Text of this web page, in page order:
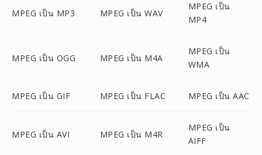
MPEG เป็น MP3 MPEG เป็น WAV
MPEG เป็น
MP4
MPEG เป็น OGG MPEG เป็น M4A
MPEG เป็น
WMA
MPEG เป็น GIF MPEG เป็น FLAC MPEG เป็น AAC
MPEG เป็น AVI MPEG เป็น M4R
MPEG เป็น
AIFF